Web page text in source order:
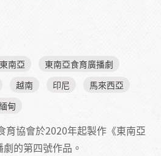
東南亞
東南亞食育廣播劇
越南 印尼
馬來西亞
甸
育協會於2020年起製作《東南亞
的第四號作品。